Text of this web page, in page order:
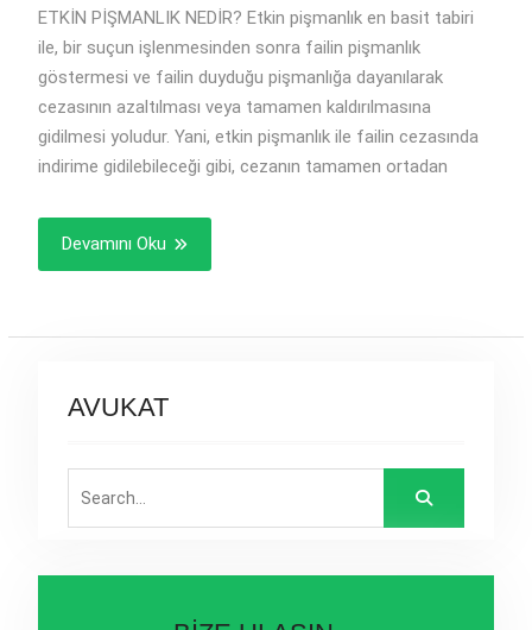
ETKİN PİŞMANLIK NEDİR? Etkin pişmanlık en basit tabiri
ile, bir suçun işlenmesinden sonra failin pişmanlık
göstermesi ve failin duyduğu pişmanlığa dayanılarak
cezasının azaltılması veya tamamen kaldırılmasına
gidilmesi yoludur. Yani, etkin pişmanlık ile failin cezasında
indirime gidilebileceği gibi, cezanın tamamen ortadan
Devamını Oku
AVUKAT
for: